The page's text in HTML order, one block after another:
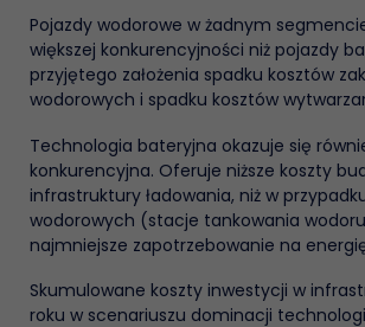
Pojazdy wodorowe w żadnym
większej konkurencyjności niż pojazdy
przyjętego założenia spadku kosztów
wodorowych i spadku kosztów
Technologia bateryjna okazuje się
konkurencyjna. Oferuje niższe koszty
infrastruktury ładowania, niż w
wodorowych (stacje tankowania
najmniejsze zapotrzebowanie na
Skumulowane koszty inwestycji w
roku w scenariuszu dominacji